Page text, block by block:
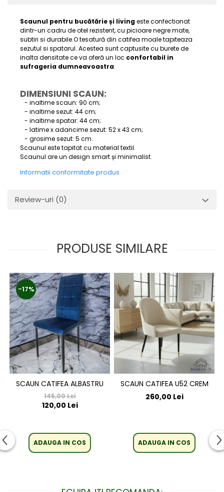
Scaunul pentru bucătărie și livingeste confectionat
dintr-un cadru de otel rezistent, cu picioare negre mate,
subtiri si durabile.O tesatură din catifea moale tapiteaza
sezutul si spatarul. Acestea sunt captusite cu burete de
inalta densitate ce va oferă un loc confortabil in
sufrageria dumneavoastra.
DIMENSIUNI SCAUN:
- inaltime scaun: 90 cm;
- inaltime sezut: 44 cm;
- inaltime spatar: 44 cm;
- latime x adancime sezut: 52 x 43 cm;
- grosime sezut: 5 cm.
Scaunul este tapitat cu material textil.
Scaunul are un design smart și minimalist.
Informatii conformitate produs
Review-uri (0)
PRODUSE SIMILARE
-17%
SCAUN CATIFEA ALBASTRU
145,00 Lei
120,00 Lei
ADAUGA IN COS
SCAUN CATIFEA U52 CREM
260,00 Lei
ADAUGA IN COS